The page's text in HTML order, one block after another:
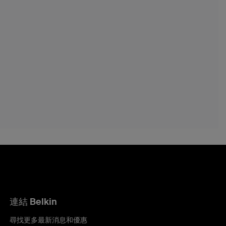
連結 Belkin
尋找更多最新消息和優惠